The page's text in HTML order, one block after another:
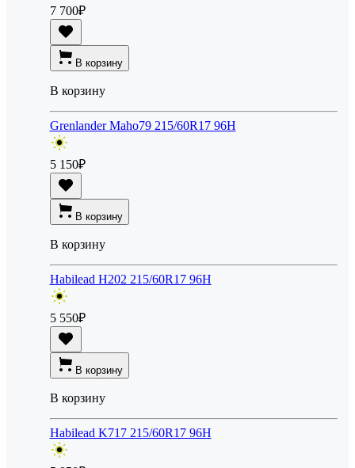
7 700₽
В корзину
В корзину
Grenlander Maho79 215/60R17 96H
5 150₽
В корзину
В корзину
Habilead H202 215/60R17 96H
5 550₽
В корзину
В корзину
Habilead K717 215/60R17 96H